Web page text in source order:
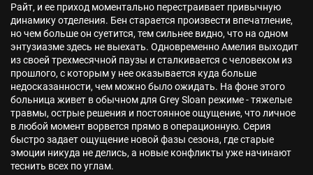
Райт, и ее приход моментально перестраивает привычную
динамику отделения. Бен старается произвести впечатление,
но чем больше он суетится, тем сильнее видно, что на одном
энтузиазме здесь не выехать. Одновременно Амелия выходит
из своей трехмесячной паузы и сталкивается с человеком из
прошлого, с которым у нее оказывается куда больше
недосказанности, чем можно было ожидать. На фоне этого
больница живет в обычном для Grey Sloan режиме - тяжелые
травмы, острые решения и постоянное ощущение, что личное
в любой момент ворвется прямо в операционную. Серия
быстро задает ощущение новой фазы сезона, где старые
эмоции никуда не делись, а новые конфликты уже начинают
теснить всех по углам.